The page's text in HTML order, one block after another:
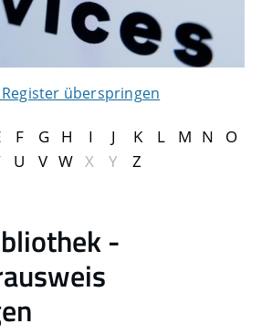
überspringen
F G H I J K L M N
O
U V W X Y Z
-